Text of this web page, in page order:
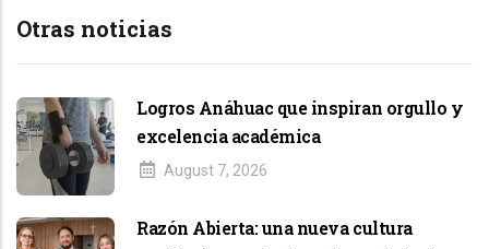
Otras noticias
Logros Anáhuac que inspiran orgullo y
excelencia académica
August 7, 2026
Razón Abierta: una nueva cultura